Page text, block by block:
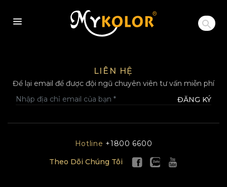
MYKOLOR
LIÊN HỆ
Để lại email để được đội ngũ chuyên viên tư vấn miễn phí
ĐĂNG KÝ
Hotline +1800 6600
Theo Dõi Chúng Tôi